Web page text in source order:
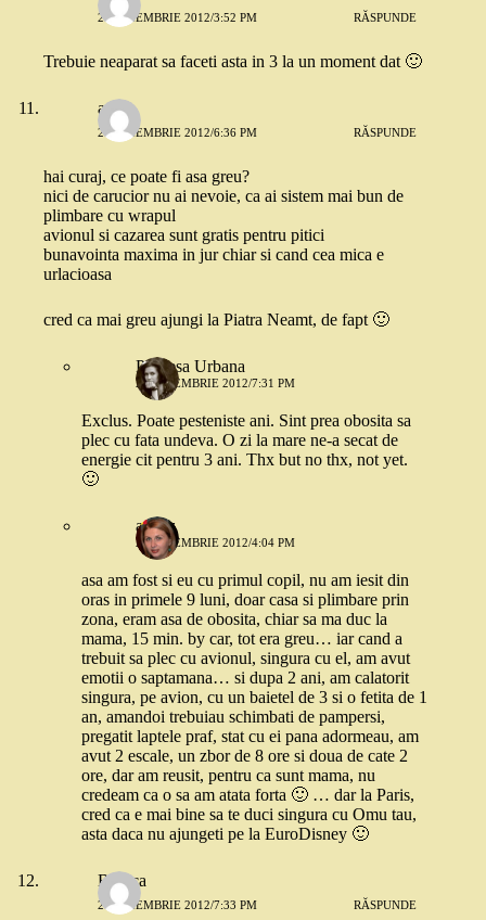
21 NOIEMBRIE 2012/3:52 PM RĂSPUNDE
Trebuie neaparat sa faceti asta in 3 la un moment dat 🙂
ana
21 NOIEMBRIE 2012/6:36 PM RĂSPUNDE
hai curaj, ce poate fi asa greu?
nici de carucior nu ai nevoie, ca ai sistem mai bun de
plimbare cu wrapul
avionul si cazarea sunt gratis pentru pitici
bunavointa maxima in jur chiar si cand cea mica e
urlacioasa
cred ca mai greu ajungi la Piatra Neamt, de fapt 🙂
Printesa Urbana
21 NOIEMBRIE 2012/7:31 PM
Exclus. Poate pesteniste ani. Sint prea obosita sa
plec cu fata undeva. O zi la mare ne-a secat de
energie cit pentru 3 ani. Thx but no thx, not yet.
🙂
andaz
22 NOIEMBRIE 2012/4:04 PM
asa am fost si eu cu primul copil, nu am iesit din
oras in primele 9 luni, doar casa si plimbare prin
zona, eram asa de obosita, chiar sa ma duc la
mama, 15 min. by car, tot era greu… iar cand a
trebuit sa plec cu avionul, singura cu el, am avut
emotii o saptamana… si dupa 2 ani, am calatorit
singura, pe avion, cu un baietel de 3 si o fetita de 1
an, amandoi trebuiau schimbati de pampersi,
pregatit laptele praf, stat cu ei pana adormeau, am
avut 2 escale, un zbor de 8 ore si doua de cate 2
ore, dar am reusit, pentru ca sunt mama, nu
credeam ca o sa am atata forta 🙂 … dar la Paris,
cred ca e mai bine sa te duci singura cu Omu tau,
asta daca nu ajungeti pe la EuroDisney 🙂
Bunica
21 NOIEMBRIE 2012/7:33 PM RĂSPUNDE